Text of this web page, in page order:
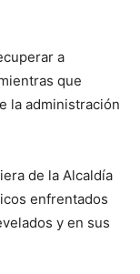
a
que
la administración
de la Alcaldía
enfrentados
y en sus